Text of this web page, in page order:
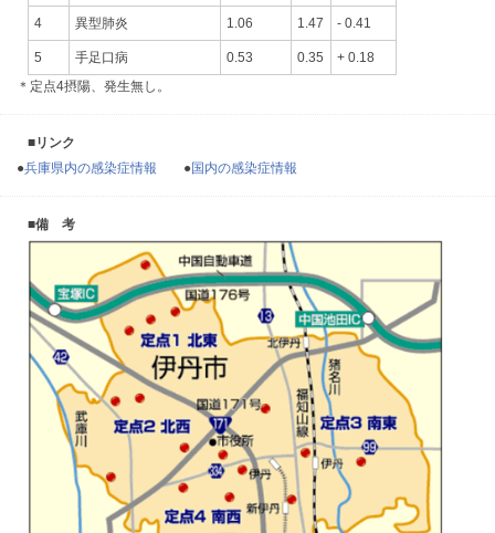
4 異型肺炎 1.06 1.47 - 0.41
5 手足口病 0.53 0.35
+ 0.18
＊定点4摂陽、発生無し。
■リンク
●兵庫県内の感染症情報 ●国内の感染症情報
■備 考